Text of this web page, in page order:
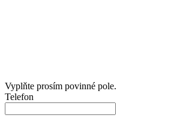
Vyplňte prosím povinné pole.
Telefon